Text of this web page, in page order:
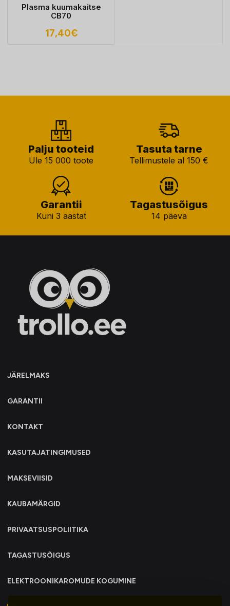
Plasma kuumakaitse
CB70
17,40€
Palju tooteid
Üle 15 000 toote
Tasuta tarne
Tellimustele al 150 €
Garantii
Kuni 3 aastat
Tagastusõigus
14 päeva
JÄRELMAKS
GARANTII
KONTAKT
KASUTAJATINGIMUSED
MAKSEVIISID
KAUBAMÄRGID
PRIVAATSUSPOLIITIKA
TAGASTUSÕIGUS
ELEKTROONIKAROMUDE KOGUMINE